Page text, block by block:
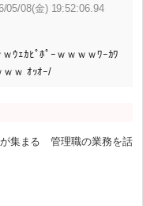
05/08(金) 19:52:06.94
ｳｪｶﾋﾟﾎﾟｰｗｗｗｗﾜｰｶﾜ
ｗｗ ｵｯｵｰ/
集まる 管理職の業務を話